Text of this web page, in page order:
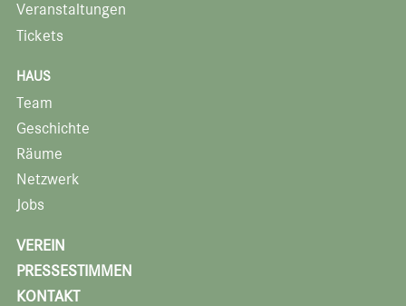
Veranstaltungen
Tickets
HAUS
Team
Geschichte
Räume
Netzwerk
Jobs
VEREIN
PRESSESTIMMEN
KONTAKT